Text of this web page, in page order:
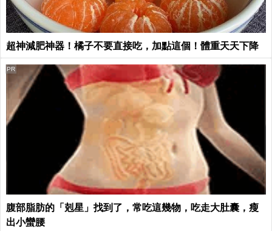
超神減肥神器！橘子不要直接吃，加點這個！體重天天下降
腹部脂肪的「剋星」找到了，常吃這幾物，吃走大肚囊，瘦
出小蠻腰
PR